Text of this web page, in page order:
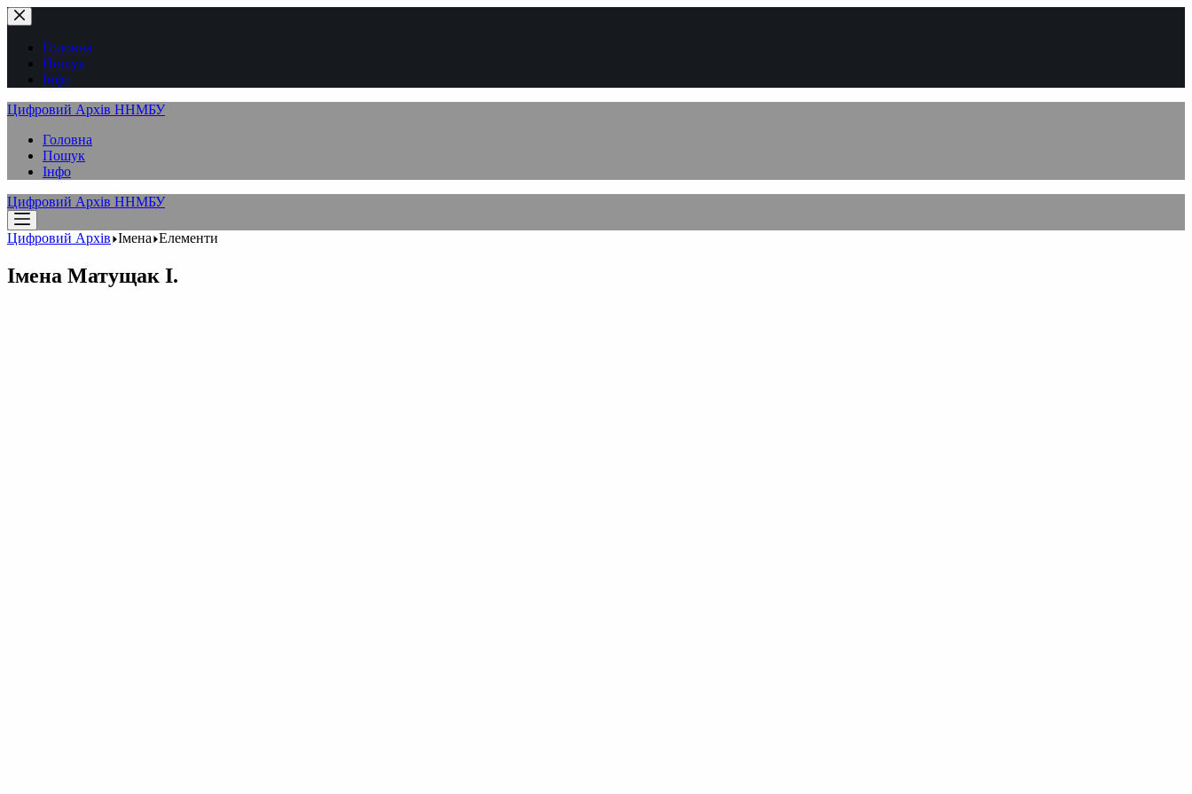
Перейти
до
вмістуГоловна
Пошук
Інфо
Цифровий Архів ННМБУ
Головна
Пошук
Інфо
Цифровий Архів ННМБУ
Цифровий Архів Імена Елементи
Імена Матущак І.